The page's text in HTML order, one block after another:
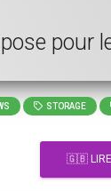
pour
STORAGE
🇬🇧 LIRE